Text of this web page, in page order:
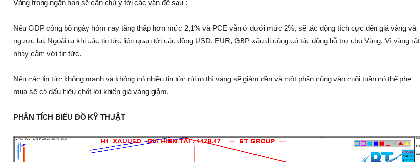
Vàng trong ngắn hạn sẽ cần chú ý tới các vấn đề sau :
Nếu GDP công bố ngày hôm nay tăng thấp hơn mức 2,1% và PCE vẫn ở dưới mức 2%, sẽ tác động tích cực đến giá vàng và
ngược lại. Ngoài ra khi các tin tức liên quan tới các đồng USD, EUR, GBP xấu đi cũng có tác động hỗ trợ cho Vàng. Vì vàng rất
nhạy cảm với tin tức.
Nếu các tin tức không mạnh và không có nhiều tin tức rủi ro thì vàng sẽ giảm dần và một phần cũng vào cuối tuần có thể phe
mua sẽ có dấu hiệu chốt lời khiến giá vàng giảm.
PHÂN TÍCH BIỂU ĐỒ KỸ THUẬT